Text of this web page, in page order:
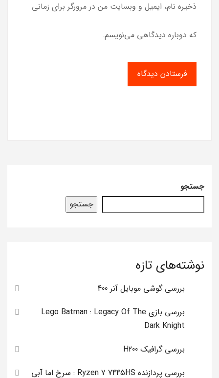
ذخیره نام، ایمیل و وبسایت من در مرورگر برای زمانی
که دوباره دیدگاهی می‌نویسم.
جستجو
جستجو
نوشته‌های تازه
بررسی گوشی موبایل آنر 400
بررسی بازی Lego Batman : Legacy Of The
Dark Knight
بررسی گرافیک H200
بررسی پردازنده Ryzen 7 7445HS : سرخ اما آبی